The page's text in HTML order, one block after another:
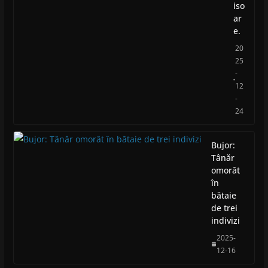
iso
ar
e.
20
25
-
12
-
24
Bujor:
Tânăr
omorât
în
bătaie
de trei
indivizi
2025-
12-16